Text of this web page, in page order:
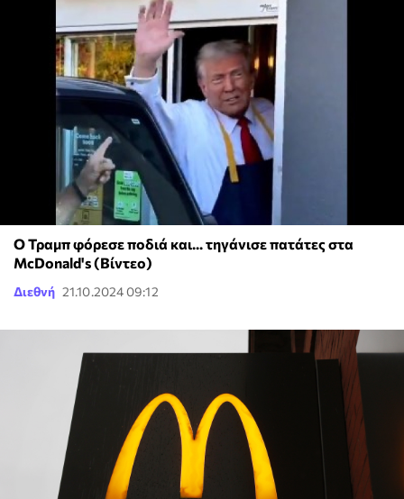
Ο Τραμπ φόρεσε ποδιά και... τηγάνισε πατάτες στα
McDonald's (Βίντεο)
Διεθνή 21.10.2024 09:12